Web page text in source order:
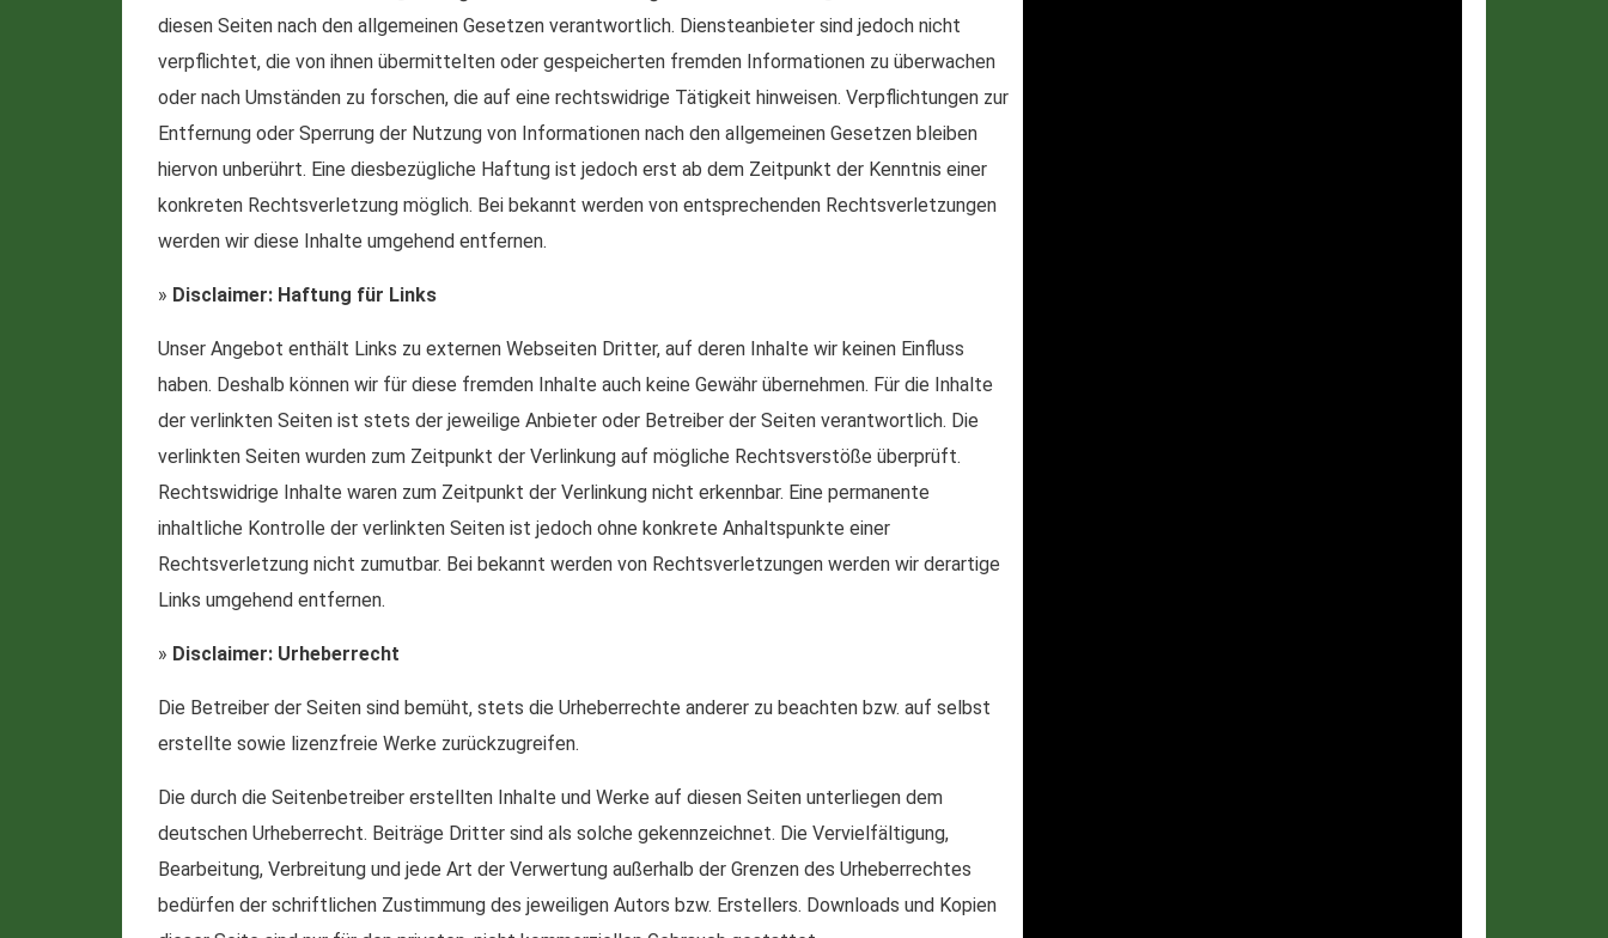
diesen Seiten nach den allgemeinen Gesetzen verantwortlich. Diensteanbieter sind jedoch nicht
verpflichtet, die von ihnen übermittelten oder gespeicherten fremden Informationen zu überwachen
oder nach Umständen zu forschen, die auf eine rechtswidrige Tätigkeit hinweisen. Verpflichtungen zur
Entfernung oder Sperrung der Nutzung von Informationen nach den allgemeinen Gesetzen bleiben
hiervon unberührt. Eine diesbezügliche Haftung ist jedoch erst ab dem Zeitpunkt der Kenntnis einer
konkreten Rechtsverletzung möglich. Bei bekannt werden von entsprechenden Rechtsverletzungen
werden wir diese Inhalte umgehend entfernen.
» Disclaimer: Haftung für Links
Unser Angebot enthält Links zu externen Webseiten Dritter, auf deren Inhalte wir keinen Einfluss
haben. Deshalb können wir für diese fremden Inhalte auch keine Gewähr übernehmen. Für die Inhalte
der verlinkten Seiten ist stets der jeweilige Anbieter oder Betreiber der Seiten verantwortlich. Die
verlinkten Seiten wurden zum Zeitpunkt der Verlinkung auf mögliche Rechtsverstöße überprüft.
Rechtswidrige Inhalte waren zum Zeitpunkt der Verlinkung nicht erkennbar. Eine permanente
inhaltliche Kontrolle der verlinkten Seiten ist jedoch ohne konkrete Anhaltspunkte einer
Rechtsverletzung nicht zumutbar. Bei bekannt werden von Rechtsverletzungen werden wir derartige
Links umgehend entfernen.
» Disclaimer: Urheberrecht
Die Betreiber der Seiten sind bemüht, stets die Urheberrechte anderer zu beachten bzw. auf selbst
erstellte sowie lizenzfreie Werke zurückzugreifen.
Die durch die Seitenbetreiber erstellten Inhalte und Werke auf diesen Seiten unterliegen dem
deutschen Urheberrecht. Beiträge Dritter sind als solche gekennzeichnet. Die Vervielfältigung,
Bearbeitung, Verbreitung und jede Art der Verwertung außerhalb der Grenzen des Urheberrechtes
bedürfen der schriftlichen Zustimmung des jeweiligen Autors bzw. Erstellers. Downloads und Kopien